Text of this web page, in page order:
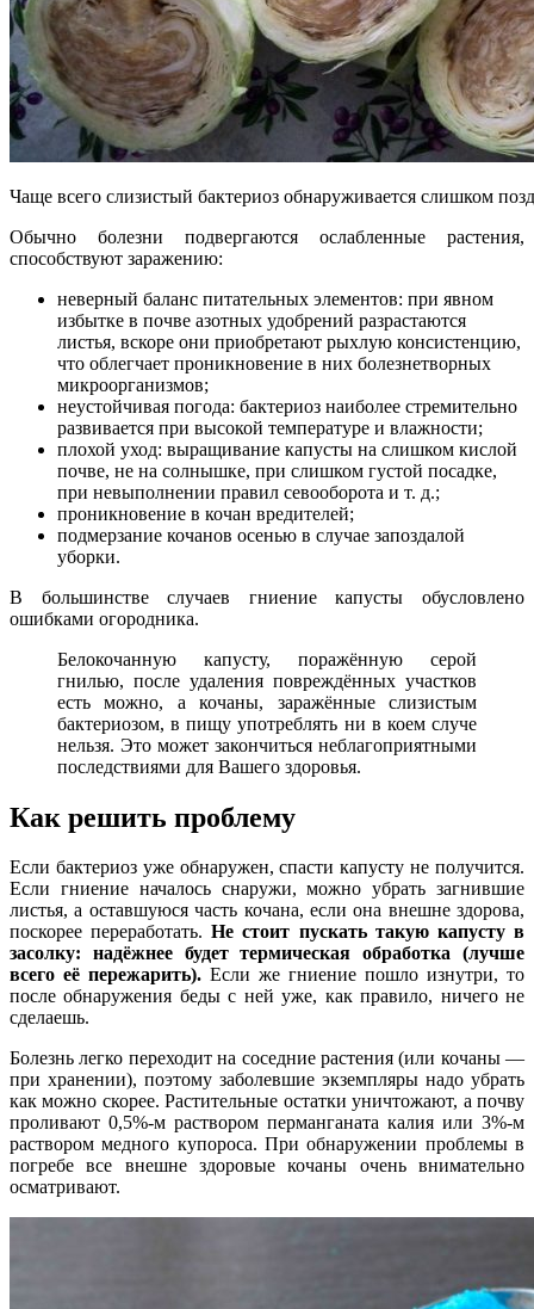
Чаще всего слизистый бактериоз обнаруживается слишком
Обычно болезни подвергаются ослабленные растения,
способствуют заражению:
неверный баланс питательных элементов: при явном
избытке в почве азотных удобрений разрастаются
листья, вскоре они приобретают рыхлую консистенцию,
что облегчает проникновение в них болезнетворных
микроорганизмов;
неустойчивая погода: бактериоз наиболее стремительно
развивается при высокой температуре и влажности;
плохой уход: выращивание капусты на слишком кислой
почве, не на солнышке, при слишком густой посадке,
при невыполнении правил севооборота и т. д.;
проникновение в кочан вредителей;
подмерзание кочанов осенью в случае запоздалой
уборки.
В большинстве случаев гниение капусты обусловлено
ошибками огородника.
Белокочанную капусту, поражённую серой
гнилью, после удаления повреждённых участков
есть можно, а кочаны, заражённые слизистым
бактериозом, в пищу употреблять ни в коем случе
нельзя. Это может закончиться неблагоприятными
последствиями для Вашего здоровья.
Как решить проблему
Если бактериоз уже обнаружен, спасти капусту не получится.
Если гниение началось снаружи, можно убрать загнившие
листья, а оставшуюся часть кочана, если она внешне здорова,
поскорее переработать.Не стоит пускать такую капусту в
засолку: надёжнее будет термическая обработка (лучше
всего её пережарить). Если же гниение пошло изнутри, то
после обнаружения беды с ней уже, как правило, ничего не
сделаешь.
Болезнь легко переходит на соседние растения (или кочаны —
при хранении), поэтому заболевшие экземпляры надо убрать
как можно скорее. Растительные остатки уничтожают, а почву
проливают 0,5%-м раствором перманганата калия или 3%-м
раствором медного купороса. При обнаружении проблемы в
погребе все внешне здоровые кочаны очень внимательно
осматривают.